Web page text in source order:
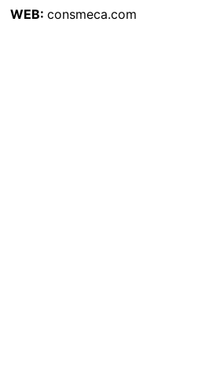
WEB: consmeca.com